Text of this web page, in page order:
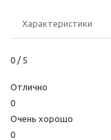
Характеристики
0 / 5
Отлично
0
Очень хорошо
0